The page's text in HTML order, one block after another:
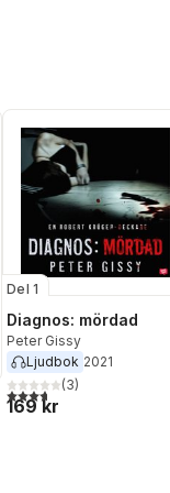
Del 1
Diagnos: mördad
Peter Gissy
Ljudbok 2021
3,7utav 5 stjärnor. Totalt
(3)
169 kr